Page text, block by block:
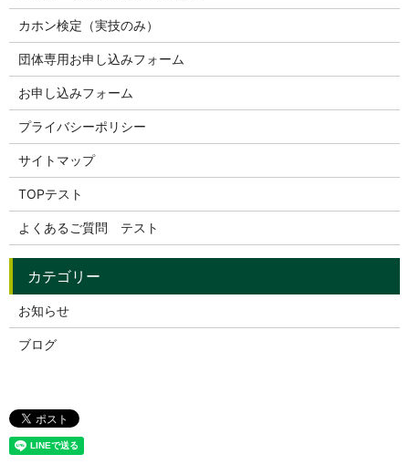
カホン検定（実技のみ）
団体専用お申し込みフォーム
お申し込みフォーム
プライバシーポリシー
サイトマップ
TOPテスト
よくあるご質問 テスト
お知らせ
ブログ